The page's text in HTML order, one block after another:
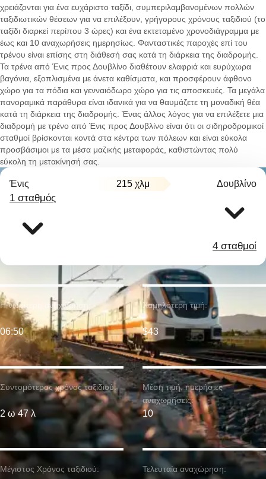
χρειάζονται για ένα ευχάριστο ταξίδι, συμπεριλαμβανομένων πολλών
ταξιδιωτικών θέσεων για να επιλέξουν, γρήγορους χρόνους ταξιδιού (το
ταξίδι διαρκεί περίπου 3 ώρες) και ένα εκτεταμένο χρονοδιάγραμμα με
έως και 10 αναχωρήσεις ημερησίως. Φανταστικές παροχές επί του
τρένου είναι επίσης στη διάθεσή σας κατά τη διάρκεια της διαδρομής.
Τα τρένα από Ένις προς Δουβλίνο διαθέτουν ελαφριά και ευρύχωρα
βαγόνια, εξοπλισμένα με άνετα καθίσματα, και προσφέρουν άφθονο
χώρο για τα πόδια και γενναιόδωρο χώρο για τις αποσκευές. Τα μεγάλα
πανοραμικά παράθυρα είναι ιδανικά για να θαυμάζετε τη μοναδική θέα
κατά τη διάρκεια της διαδρομής. Ένας άλλος λόγος για να επιλέξετε μια
διαδρομή με τρένο από Ένις προς Δουβλίνο είναι ότι οι σιδηροδρομικοί
σταθμοί βρίσκονται κοντά στα κέντρα των πόλεων και είναι εύκολα
προσβάσιμοι με τα μέσα μαζικής μεταφοράς, καθιστώντας πολύ
εύκολη τη μετακίνησή σας.
Ένις 215 χλμ Δουβλίνο
1 σταθμός
4 σταθμοί
Συντομότερος χρόνος ταξιδιού:
2 ω 47 λ
Η νωρίτερη αναχώρηση:
06:50
Μέγιστος Χρόνος ταξιδιού:
Χαμηλότερη τιμή:
$43
Μέση τιμή. ημερήσιες
αναχωρήσεις:
10
Τελευταία αναχώρηση: